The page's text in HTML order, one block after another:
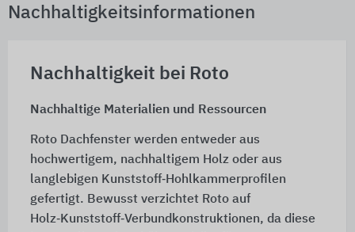
Nachhaltigkeitsinformationen
Nachhaltigkeit bei Roto
Nachhaltige Materialien und Ressourcen
Roto Dachfenster werden entweder aus
hochwertigem, nachhaltigem Holz oder aus
langlebigen Kunststoff‑Hohlkammerprofilen
gefertigt. Bewusst verzichtet Roto auf
Holz‑Kunststoff‑Verbundkonstruktionen, da diese